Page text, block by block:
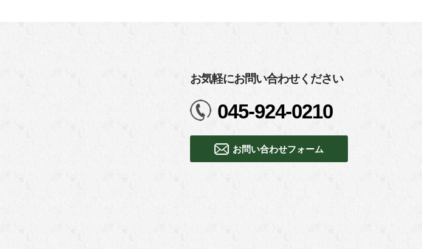
お気軽にお問い合わせください
045-924-0210
お問い合わせフォーム